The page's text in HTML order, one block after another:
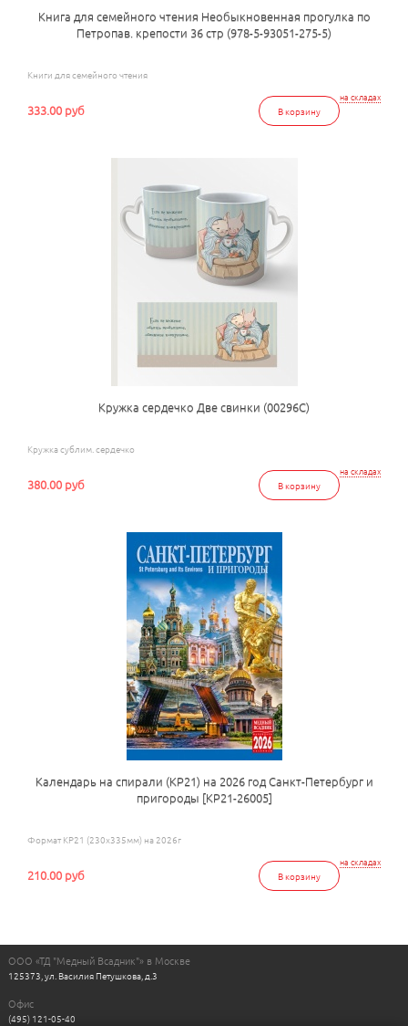
Книга для семейного чтения Необыкновенная прогулка по
Петропав. крепости 36 стр (978-5-93051-275-5)
Книги для семейного чтения
на складах
В корзину
333.00 руб
Кружка сердечко Две свинки (00296С)
Кружка сублим. сердечко
на складах
В корзину
380.00 руб
Календарь на спирали (КР21) на 2026 год Санкт-Петербург и
пригороды [КР21-26005]
Формат КР21 (230х335мм) на 2026г
на складах
В корзину
210.00 руб
ООО «ТД "Медный Всадник"» в Москве
125373, ул. Василия Петушкова, д.3
Офис
(495) 121-05-40